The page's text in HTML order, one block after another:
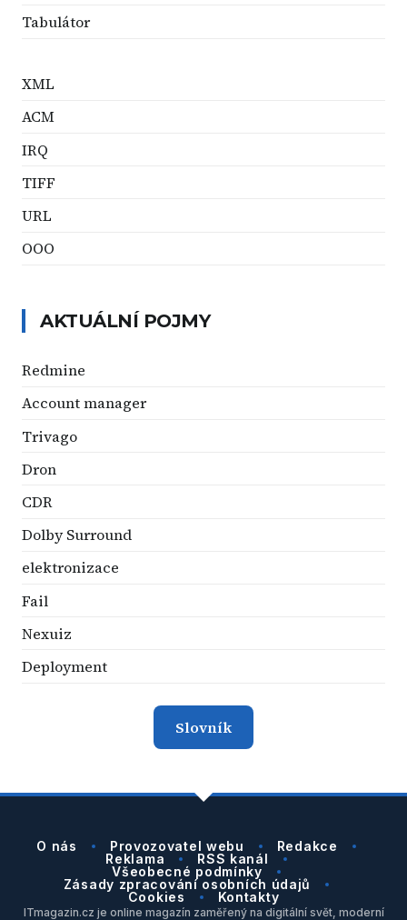
Tabulátor
XML
ACM
IRQ
TIFF
URL
OOO
AKTUÁLNÍ POJMY
Redmine
Account manager
Trivago
Dron
CDR
Dolby Surround
elektronizace
Fail
Nexuiz
Deployment
Slovník
O nás Provozovatel webu
Redakce
Reklama
RSS kanál
Všeobecné podmínky
Zásady zpracování osobních údajů
Cookies
Kontakty
ITmagazin.cz je online magazín zaměřený na digitální svět, moderní